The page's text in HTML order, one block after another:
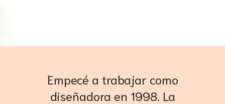
Empecé a trabajar como
diseñadora en 1998. La